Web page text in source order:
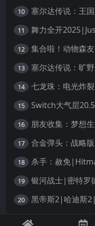
10
11 舞力全开
12
13
14
15 Switch大气层
16
17 合金弹头：战略
18 杀手：赦免
19
20 黑帝斯2|哈迪斯